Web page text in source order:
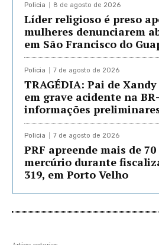
Policia 8 de agosto de 2026
Líder religioso é preso
mulheres denunciarem
em São Francisco do
Policia 7 de agosto de 2026
TRAGÉDIA: Pai de
em grave acidente na
informações
Policia 7 de agosto de 2026
PRF apreende mais de
mercúrio durante
319, em Porto Velho